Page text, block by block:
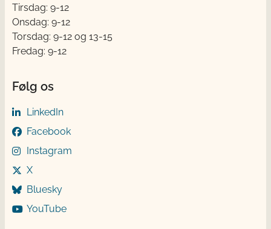
Tirsdag: 9-12
Onsdag: 9-12
Torsdag: 9-12 og 13-15
Fredag: 9-12
Følg os
LinkedIn
Facebook
Instagram
X
Bluesky
YouTube